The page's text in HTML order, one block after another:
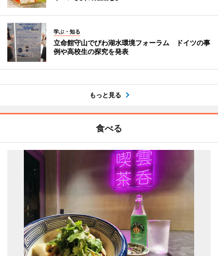
学ぶ・知る
立命館守山でびわ湖水環境フォーラム ドイツの事
例や高校生の探究を発表
もっと見る
食べる